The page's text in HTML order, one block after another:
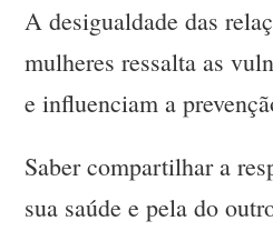
A desigualdade das
mulheres ressalta as
e influenciam a
Saber compartilhar a
sua saúde e pela do